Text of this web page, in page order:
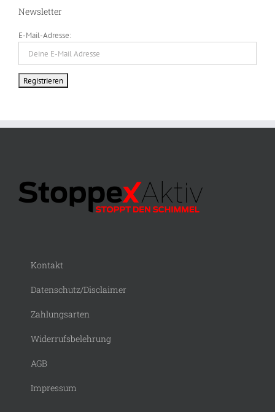
Newsletter
E-Mail-Adresse:
Kontakt
Datenschutz/Disclaimer
Zahlungsarten
Widerrufsbelehrung
AGB
Impressum